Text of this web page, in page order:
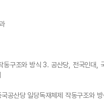
구조와 방식 3. 공산당, 전국인대,
공산당 일당독재체제 작동구조와